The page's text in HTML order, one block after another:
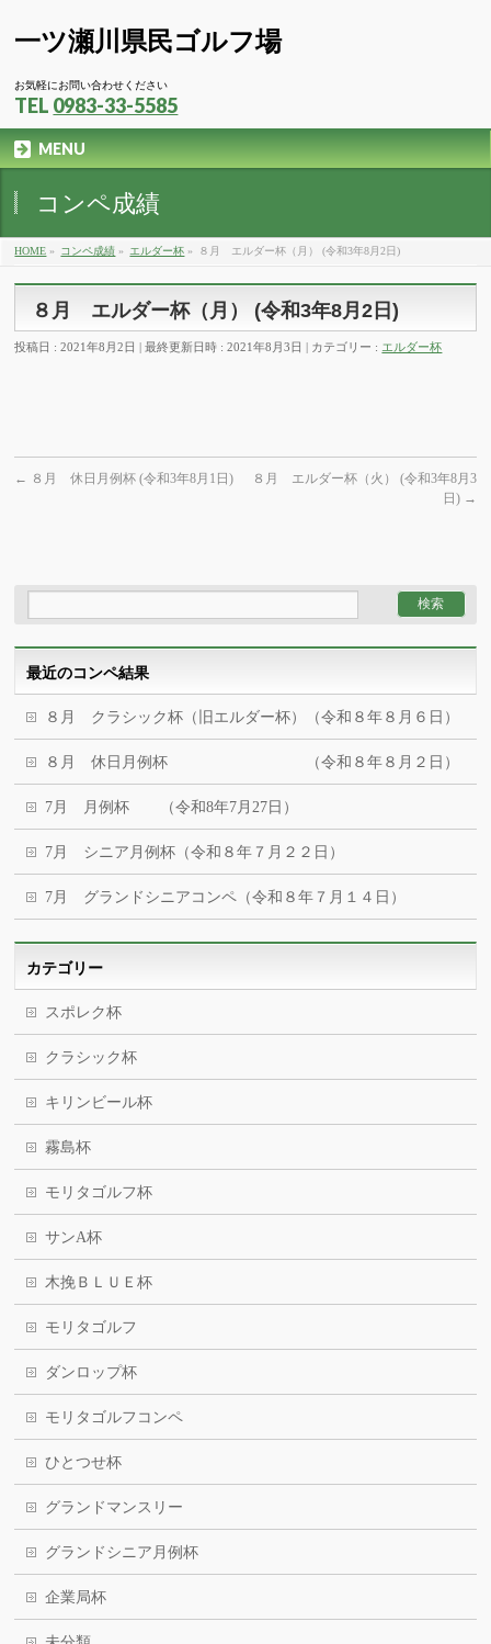
一ツ瀬川県民ゴルフ場
お気軽にお問い合わせください
TEL 0983-33-5585
MENU
コンペ成績
HOME » コンペ成績 » エルダー杯 » ８月 エルダー杯（月） (令和3年8月2日)
８月 エルダー杯（月） (令和3年8月2日)
投稿日 : 2021年8月2日 最終更新日時 : 2021年8月3日 カテゴリー : エルダー杯
← ８月 休日月例杯 (令和3年8月1日)
８月 エルダー杯（火） (令和3年8月3
日) →
最近のコンペ結果
８月 クラシック杯（旧エルダー杯）（令和８年８月６日）
８月 休日月例杯 （令和８年８月２日）
7月 月例杯 （令和8年7月27日）
7月 シニア月例杯（令和８年７月２２日）
7月 グランドシニアコンペ（令和８年７月１４日）
カテゴリー
スポレク杯
クラシック杯
キリンビール杯
霧島杯
モリタゴルフ杯
サンA杯
木挽ＢＬＵＥ杯
モリタゴルフ
ダンロップ杯
モリタゴルフコンペ
ひとつせ杯
グランドマンスリー
グランドシニア月例杯
企業局杯